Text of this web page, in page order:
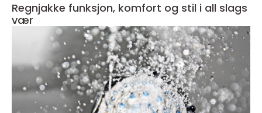
Regnjakke funksjon, komfort og stil i all slags
vær